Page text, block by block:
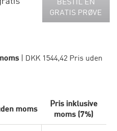
GRATIS PRØVE
| DKK 1544,42 Pris uden
moms
Pris inklusive
moms (7%)